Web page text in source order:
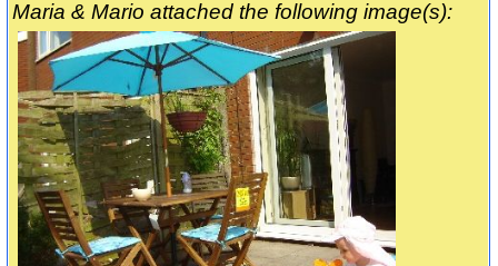
Maria & Mario attached the following image(s):